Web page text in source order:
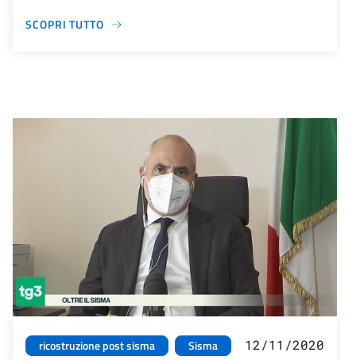
SCOPRI TUTTO
ricostruzione post sisma Sisma 12/11/2020